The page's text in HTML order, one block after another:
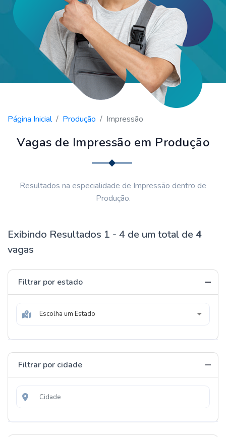
Página Inicial Produção Impressão
Vagas de Impressão em Produção
Resultados na especialidade de Impressão dentro de
Produção.
Exibindo Resultados 1 - 4 de um total de 4
vagas
Filtrar por estado
Escolha um Estado
Filtrar por cidade